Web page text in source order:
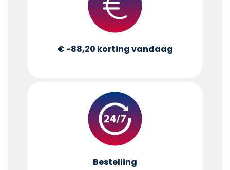
€ -88,20 korting vandaag
Bestelling